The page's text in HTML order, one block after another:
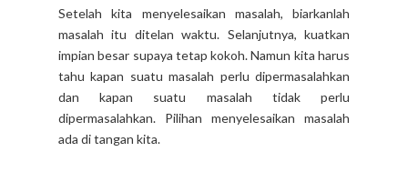
Setelah kita menyelesaikan masalah, biarkanlah
masalah itu ditelan waktu. Selanjutnya, kuatkan
impian besar supaya tetap kokoh. Namun kita harus
tahu kapan suatu masalah perlu dipermasalahkan
dan kapan suatu masalah tidak perlu
dipermasalahkan. Pilihan menyelesaikan masalah
ada di tangan kita.